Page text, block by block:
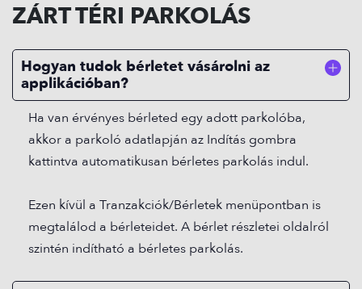
ZÁRT TÉRI PARKOLÁS
Hogyan tudok bérletet vásárolni az
applikációban?
Ha van érvényes bérleted egy adott parkolóba,
akkor a parkoló adatlapján az Indítás gombra
kattintva automatikusan bérletes parkolás indul.
Ezen kívül a Tranzakciók/Bérletek menüpontban is
megtalálod a bérleteidet. A bérlet részletei oldalról
szintén indítható a bérletes parkolás.
ZÁRT TÉRI PARKOLÁS
UTCAI PARKOLÁS
E-MOBILITÁS
RÓLUNK